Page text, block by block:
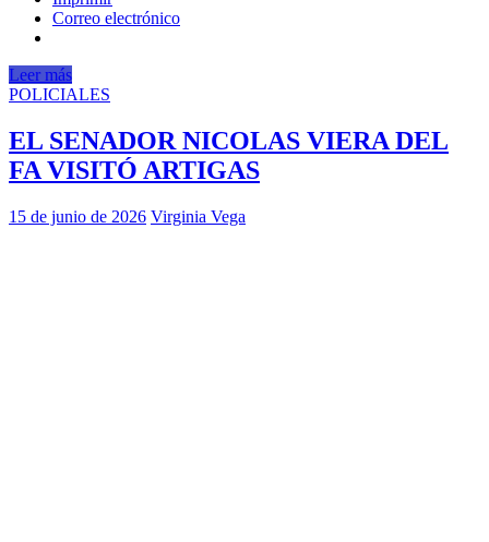
Correo electrónico
Leer más
POLICIALES
EL SENADOR NICOLAS VIERA DEL
FA VISITÓ ARTIGAS
15 de junio de 2026 Virginia Vega